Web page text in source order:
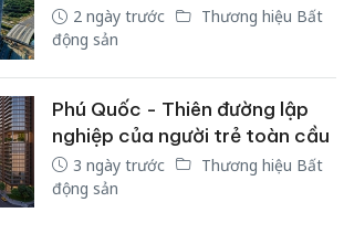
2 ngày trước
Thương hiệu Bất
động sản
Phú Quốc - Thiên đường lập
nghiệp của người trẻ toàn cầu
3 ngày trước
Thương hiệu Bất
động sản